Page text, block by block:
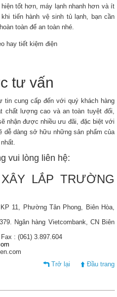
tốt hơn, máy lạnh nhanh hơn và ít
tiến hành vệ sinh tủ lạnh, bạn cần
toàn để an toàn nhé.
tư vấn
tin cung cấp đến với quý khách hàng
chất lượng cao và an toàn tuyệt đối,
nhận được nhiều ưu đãi, đặc biệt với
dễ dàng sở hữu những sản phẩm của
vui lòng liên hệ:
LẮP TRƯỜNG
11, Phường Tân Phong, Biên Hòa,
Ngân hàng Vietcombank, CN Biên
: (061) 3.897.604
Trở lại
Đầu trang